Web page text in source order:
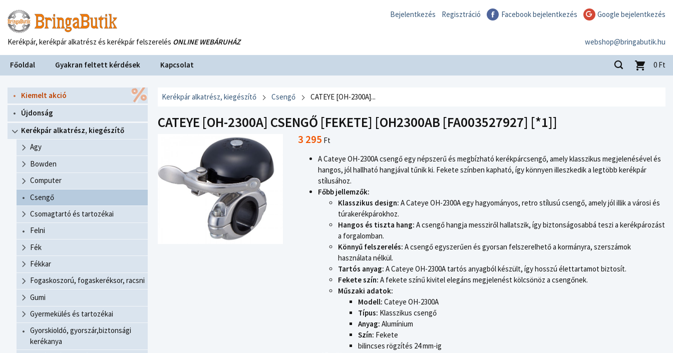
Bejelentkezés Regisztráció Facebook bejelentkezés Google bejelentkezés
webshop@bringabutik.hu
Kerékpár, kerékpár alkatrész és kerékpár felszerelés ONLINE WEBÁRUHÁZ
Főoldal Gyakran feltett kérdések Kapcsolat 0 Ft
Kiemelt akció
Újdonság
Kerékpár alkatrész, kiegészítő
Agy
Bowden
Computer
Csengő
Csomagtartó és tartozékai
Felni
Fék
Fékkar
Fogaskoszorú, fogaskeréksor, racsni
Gumi
Gyermekülés és tartozékai
Gyorskioldó, gyorszár,biztonsági
kerékanya
Kerékpár alkatrész, kiegészítő Csengő CATEYE [OH-2300A]...
CATEYE [OH-2300A] CSENGŐ [FEKETE] [OH2300AB [FA003527927] [*1]]
3 295 Ft
A Cateye OH-2300A csengő egy népszerű és megbízható kerékpárcsengő, amely klasszikus megjelenésével és
hangos, jól hallható hangjával tűnik ki. Fekete színben kapható, így könnyen illeszkedik a legtöbb kerékpár
stílusához.
Főbb jellemzők:
Klasszikus design: A Cateye OH-2300A egy hagyományos, retro stílusú csengő, amely jól illik a városi és
túrakerékpárokhoz.
Hangos és tiszta hang: A csengő hangja messziről hallatszik, így biztonságosabbá teszi a kerékpározást
a forgalomban.
Könnyű felszerelés: A csengő egyszerűen és gyorsan felszerelhető a kormányra, szerszámok
használata nélkül.
Tartós anyag: A Cateye OH-2300A tartós anyagból készült, így hosszú élettartamot biztosít.
Fekete szín: A fekete színű kivitel elegáns megjelenést kölcsönöz a csengőnek.
Műszaki adatok:
Modell: Cateye OH-2300A
Típus: Klasszikus csengő
Anyag: Alumínium
Szín: Fekete
bilincses rögzítés 24 mm-ig